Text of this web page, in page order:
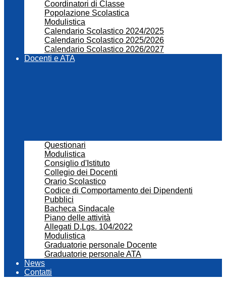
Coordinatori di Classe
Popolazione Scolastica
Modulistica
Calendario Scolastico 2024/2025
Calendario Scolastico 2025/2026
Calendario Scolastico 2026/2027
Docenti e ATA
Questionari
Modulistica
Consiglio d'Istituto
Collegio dei Docenti
Orario Scolastico
Codice di Comportamento dei Dipendenti
Pubblici
Bacheca Sindacale
Piano delle attività
Allegati D.Lgs. 104/2022
Modulistica
Graduatorie personale Docente
Graduatorie personale ATA
News
Contatti